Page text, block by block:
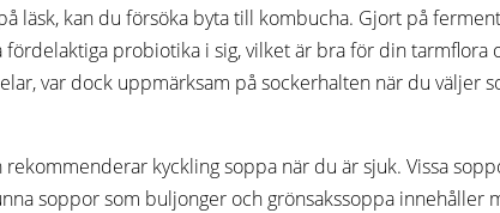
läsk, kan du försöka byta till kombucha. Gjort på
fördelaktiga probiotika i sig, vilket är bra för din
var dock uppmärksam på sockerhalten när du väljer
kyckling soppa när du är sjuk. Vissa
soppor som buljonger och grönsakssoppa